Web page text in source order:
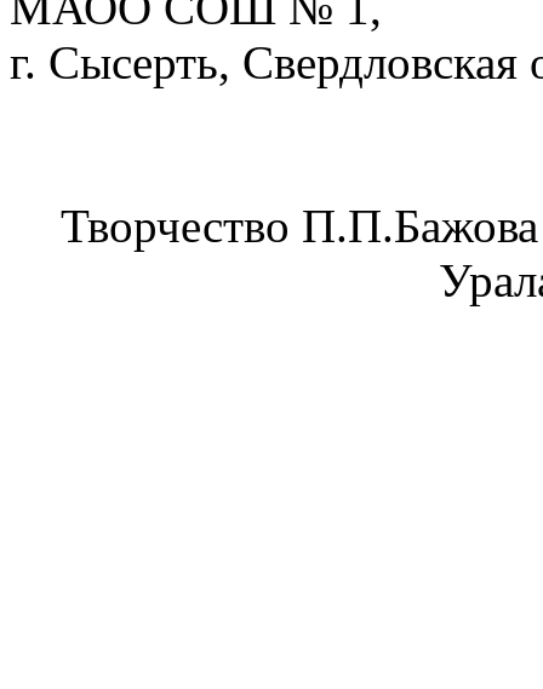
г. Сысерть, Свердловская
Творчество П.П.Бажова